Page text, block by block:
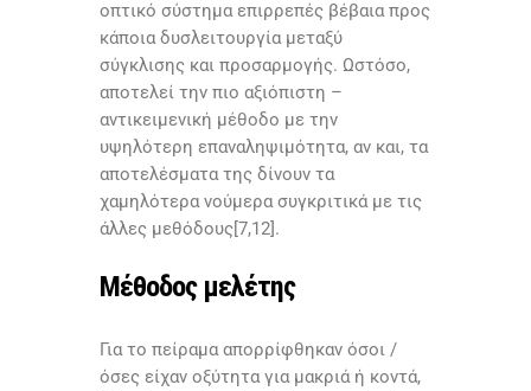
οπτικό σύστημα επιρρεπές βέβαια προς
κάποια δυσλειτουργία μεταξύ
σύγκλισης και προσαρμογής. Ωστόσο,
αποτελεί την πιο αξιόπιστη –
αντικειμενική μέθοδο με την
υψηλότερη επαναληψιμότητα, αν και, τα
αποτελέσματα της δίνουν τα
χαμηλότερα νούμερα συγκριτικά με τις
άλλες μεθόδους[7,12].
Μέθοδος μελέτης
Για το πείραμα απορρίφθηκαν όσοι /
όσες είχαν οξύτητα για μακριά ή κοντά,